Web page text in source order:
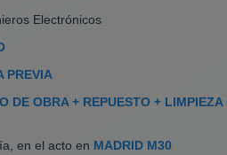
Electrónicos
PREVIA
DE OBRA + REPUESTO + LIMPIEZA
en el acto en MADRID M30